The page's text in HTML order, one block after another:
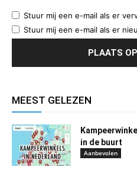
Stuur mij een e-mail als er
Stuur mij een e-mail als er
MEEST GELEZEN
in de buurt
Aanbevolen